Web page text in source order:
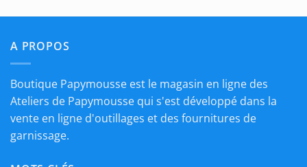
A PROPOS
Boutique Papymousse est le magasin en ligne des
Ateliers de Papymousse qui s'est développé dans la
vente en ligne d'outillages et des fournitures de
garnissage.